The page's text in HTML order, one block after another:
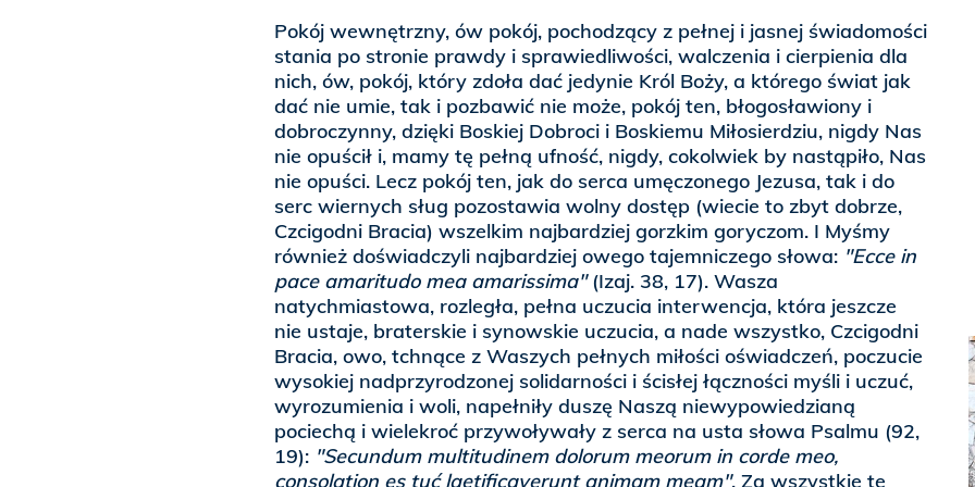
Pokój wewnętrzny, ów pokój, pochodzący z pełnej i jasnej świadomości
stania po stronie prawdy i sprawiedliwości, walczenia i cierpienia dla
nich, ów, pokój, który zdoła dać jedynie Król Boży, a którego świat jak
dać nie umie, tak i pozbawić nie może, pokój ten, błogosławiony i
dobroczynny, dzięki Boskiej Dobroci i Boskiemu Miłosierdziu, nigdy Nas
nie opuścił i, mamy tę pełną ufność, nigdy, cokolwiek by nastąpiło, Nas
nie opuści. Lecz pokój ten, jak do serca umęczonego Jezusa, tak i do
serc wiernych sług pozostawia wolny dostęp (wiecie to zbyt dobrze,
Czcigodni Bracia) wszelkim najbardziej gorzkim goryczom. I Myśmy
również doświadczyli najbardziej owego tajemniczego słowa: "Ecce in
pace amaritudo mea amarissima"(Izaj. 38, 17). Wasza
natychmiastowa, rozległa, pełna uczucia interwencja, która jeszcze
nie ustaje, braterskie i synowskie uczucia, a nade wszystko, Czcigodni
Bracia, owo, tchnące z Waszych pełnych miłości oświadczeń, poczucie
wysokiej nadprzyrodzonej solidarności i ścisłej łączności myśli i uczuć,
wyrozumienia i woli, napełniły duszę Naszą niewypowiedzianą
pociechą i wielekroć przywoływały z serca na usta słowa Psalmu (92,
19): "Secundum multitudinem dolorum meorum in corde meo,
consolation es tuć laetificaverunt animam meam". Za wszystkie te